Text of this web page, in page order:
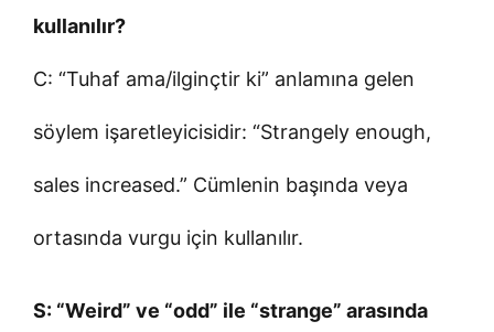
kullanılır?
C: “Tuhaf ama/ilginçtir ki” anlamına gelen
söylem işaretleyicisidir: “Strangely enough,
sales increased.” Cümlenin başında veya
ortasında vurgu için kullanılır.
S: “Weird” ve “odd” ile “strange” arasında